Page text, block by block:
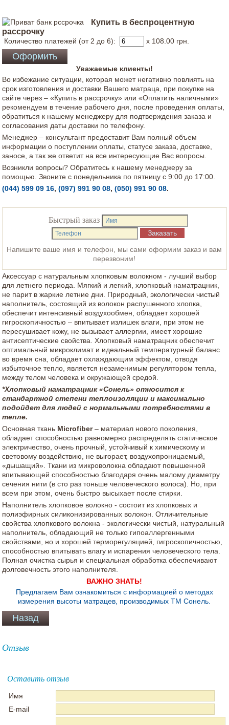
Купить в беспроцентную
рассрочку
Количество платежей (от 2 до 6): x 108.00 грн.
Уважаемые клиенты!
Во избежание ситуации, которая может негативно повлиять на
срок изготовления и доставки Вашего матраца, при покупке на
сайте через – «Купить в рассрочку» или «Оплатить наличными»
рекомендуем в течение рабочего дня, после проведения оплаты,
обратиться к нашему менеджеру для подтверждения заказа и
согласования даты доставки по телефону.
Менеджер – консультант предоставит Вам полный объем
информации о поступлении оплаты, статусе заказа, доставке,
заносе, а так же ответит на все интересующие Вас вопросы.
Возникли вопросы? Обратитесь к нашему менеджеру за
помощью. Звоните с понедельника по пятницу с 9:00 до 17:00.
(044) 599 09 16,(097) 991 90 08,(050) 991 90 08.
Быстрый заказ
Напишите ваше имя и телефон, мы сами оформим заказ и вам
перезвоним!
Аксессуар с натуральным хлопковым волокном - лучший выбор
для летнего периода. Мягкий и легкий, хлопковый наматрацник,
не парит в жаркие летние дни. Природный, экологически чистый
наполнитель, состоящий из волокон распушенного хлопка,
обеспечит интенсивный воздухообмен, обладает хорошей
гигроскопичностью – впитывает излишек влаги, при этом не
пересушивает кожу, не вызывает аллергии, имеет хорошие
антисептические свойства. Хлопковый наматрацник обеспечит
оптимальный микроклимат и идеальный температурный баланс
во время сна, обладает охлаждающим эффектом, отводя
избыточное тепло, является незаменимым регулятором тепла,
между телом человека и окружающей средой.
*Хлопковый наматрацник «Сонель» относится к
стандартной степени теплоизоляции и максимально
подойдет для людей с нормальными потребностями в
тепле.
Основная ткань Microfiber– материал нового поколения,
обладает способностью равномерно распределять статическое
электричество, очень прочный, устойчивый к химическому и
световому воздействию, не выгорает, воздухопроницаемый,
«дышащий». Ткани из микроволокна обладают повышенной
впитывающей способностью благодаря очень малому диаметру
сечения нити (в сто раз тоньше человеческого волоса). Но, при
всем при этом, очень быстро высыхает после стирки.
Наполнитель хлопковое волокно - состоит из хлопковых и
полиэфирных силиконизированных волокон. Отличительные
свойства хлопкового волокна - экологически чистый, натуральный
наполнитель, обладающий не только гипоаллергенными
свойствами, но и хорошей терморегуляцией, гигроскопичностью,
способностью впитывать влагу и испарения человеческого тела.
Полная очистка сырья и специальная обработка обеспечивают
долговечность этого наполнителя.
ВАЖНО ЗНАТЬ!
Предлагаем Вам ознакомиться с информацией о методах
измерения высоты матрацев, производимых ТМ Сонель.
Отзыв
Оставить отзыв
Имя
E-mail